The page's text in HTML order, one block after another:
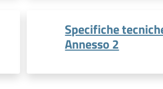
Specifiche
Annesso 2